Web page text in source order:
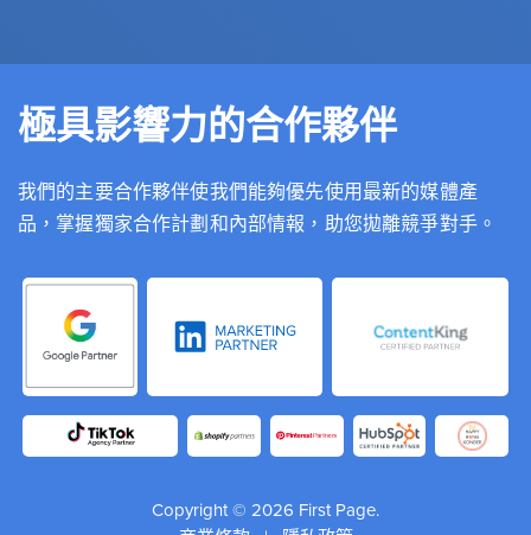
極具影響力的合作夥伴
我們的主要合作夥伴使我們能夠優先使用最新的媒體產
品，掌握獨家合作計劃和內部情報，助您拋離競爭對手。
Copyright © 2026 First Page.